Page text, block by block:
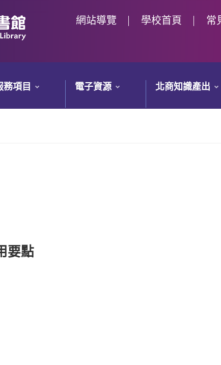
網站導覽 學校首頁 常
務項目 電子資源 北商知識產出
要點